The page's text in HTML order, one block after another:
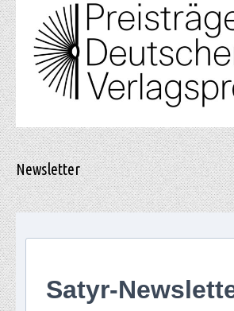
Newsletter
Satyr-